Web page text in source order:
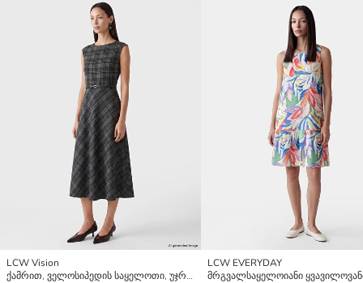
LCW Vision
ქამრით, ველოსიპედის საყელოთი, უჯრედული, უსახელო კაბა.
LCW EVERYDAY